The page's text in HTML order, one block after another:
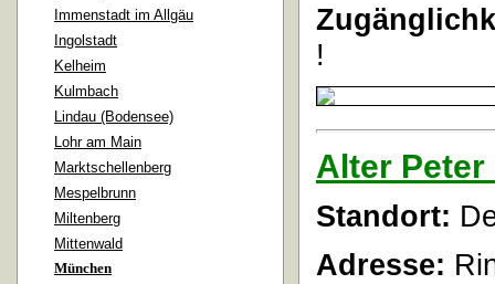
Immenstadt im Allgäu
Ingolstadt
Kelheim
Kulmbach
Lindau (Bodensee)
Lohr am Main
Marktschellenberg
Mespelbrunn
Miltenberg
Mittenwald
München
!
Alter Peter
Standort:
Adresse: